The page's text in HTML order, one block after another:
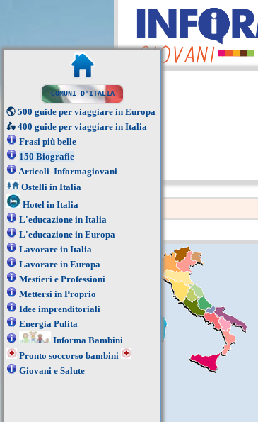
COMUNI D'ITALIA
🌎 500 guide per viaggiare in Europa
🛵 400 guide per viaggiare in Italia
Frasi più belle
150 Biografie
Articoli Informagiovani
Ostelli in Italia
Hotel in Italia
L'educazione in Italia
L'educazione in Europa
Lavorare in Italia
Lavorare in Europa
Mestieri e Professioni
Mettersi in Proprio
Idee imprenditoriali
Energia Pulita
Informa Bambini
Pronto soccorso bambini
Giovani e Salute